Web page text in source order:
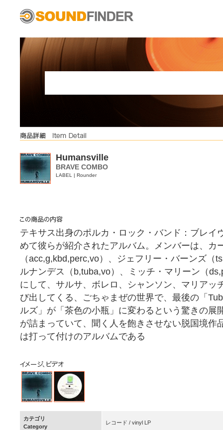
Humansville
BRAVE COMBO
LABEL | Rounder
テキサス出身のポルカ・ロック・バンド：ブレイ
めて彼らが紹介されたアルバム。メンバーは、カ
（acc,g,kbd,perc,vo）、ジェフリー・バーンズ（
ルナンデス（b,tuba,vo）、ミッチ・マリーン（
にして、サルサ、ボレロ、シャンソン、マリアッ
び出してくる、ごちゃまぜの世界で、最後の「
ルズ」が「茶色の小瓶」に変わるという驚きの展
が詰まっていて、聞く人を飽きさせない脱国境作
は打って付けのアルバムである
カテゴリ
Category
レコード / vinyl LP